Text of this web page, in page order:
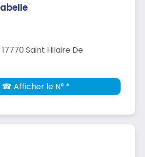
Saint Hilaire De
☎ Afficher le N° *